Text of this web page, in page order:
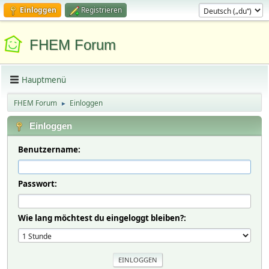
Einloggen Registrieren
FHEM Forum
Hauptmenü
FHEM Forum ► Einloggen
Einloggen
Benutzername:
Passwort:
Wie lang möchtest du eingeloggt bleiben?: